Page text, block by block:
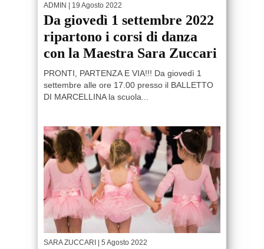
ADMIN | 19 Agosto 2022
Da giovedì 1 settembre 2022
ripartono i corsi di danza
con la Maestra Sara Zuccari
PRONTI, PARTENZA E VIA!!! Da giovedì 1
settembre alle ore 17.00 presso il BALLETTO
DI MARCELLINA la scuola...
SARA ZUCCARI | 5 Agosto 2022